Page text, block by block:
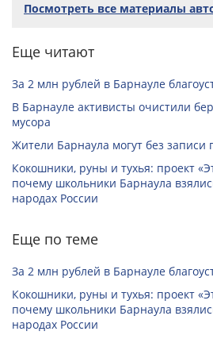
Посмотреть все материалы
Еще читают
За 2 млн рублей в Барнауле
В Барнауле активисты очистили
мусора
Жители Барнаула могут без
Кокошники, руны и тухья: проект
почему школьники Барнаула
народах России
Еще по теме
За 2 млн рублей в Барнауле
Кокошники, руны и тухья: проект
почему школьники Барнаула
народах России